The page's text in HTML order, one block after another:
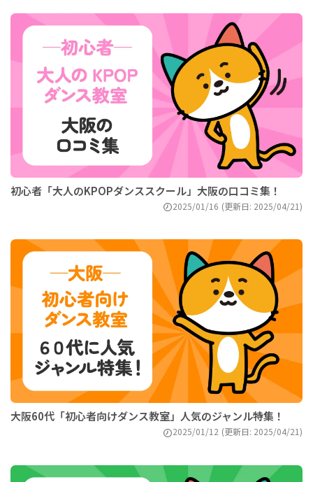
初心者「大人のKPOPダンススクール」大阪の口コミ集！
2025/01/16 (更新日: 2025/04/21)
大阪60代「初心者向けダンス教室」人気のジャンル特集！
2025/01/12 (更新日: 2025/04/21)